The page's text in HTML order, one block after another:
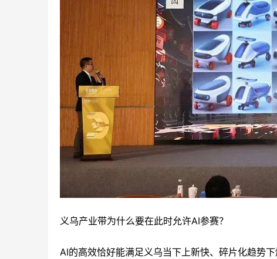
义乌产业带为什么要在此时允许AI参赛？
AI的高效恰好能满足义乌当下上新快、碎片化趋势